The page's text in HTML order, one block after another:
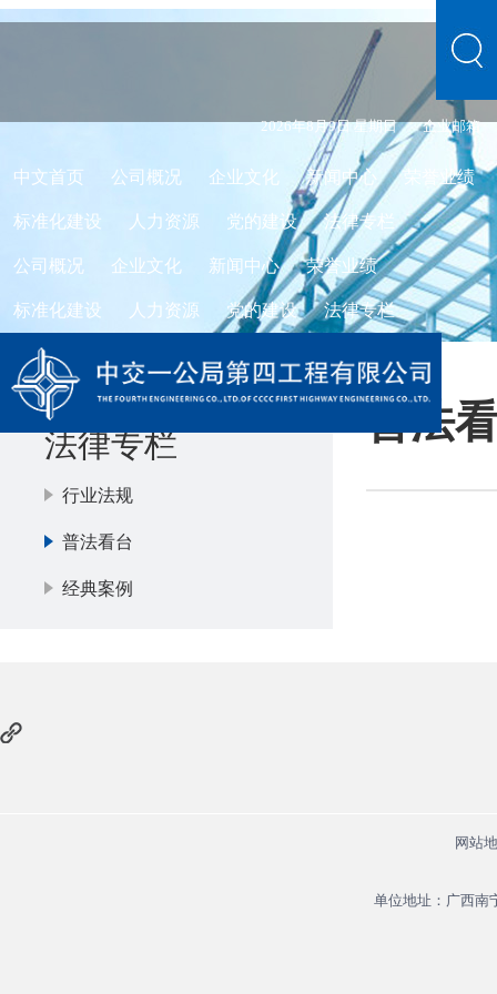
2026年8月9日 星期日 企业邮箱
中文首页 公司概况 企业文化 新闻中心 荣誉业绩
标准化建设 人力资源 党的建设 法律专栏
公司概况 企业文化 新闻中心 荣誉业绩
标准化建设 人力资源 党的建设 法律专栏
法律专栏
行业法规
普法看台
经典案例
普法
网站
单位地址：广西南